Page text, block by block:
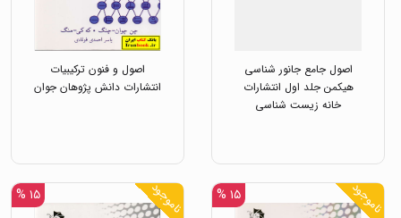
اصول جامع جانور شناسی
هیکمن جلد اول انتشارات
خانه زیست شناسی
اصول و فنون ترکیبیات
انتشارات دانش پژوهان جوان
ناموجود ۱۵ % ناموجود ۱۵ %